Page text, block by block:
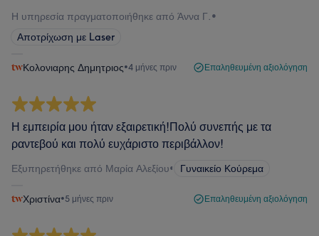
Η υπηρεσία πραγματοποιήθηκε από Άννα Γ.•
Αποτρίχωση με Laser
Κολονιαρης Δημητριος•4 μήνες πριν Επαληθευμένη αξιολόγηση
Η εμπειρία μου ήταν εξαιρετική!Πολύ συνεπής με τα
ραντεβού και πολύ ευχάριστο περιβάλλον!
Εξυπηρετήθηκε από Μαρία Αλεξίου• Γυναικείο Κούρεμα
Χριστίνα•5 μήνες πριν Επαληθευμένη αξιολόγηση